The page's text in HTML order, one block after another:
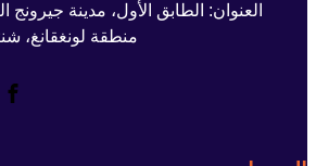
العنوان: الطابق الأول، مدينة جيرونج
منطقة لونغقانغ،